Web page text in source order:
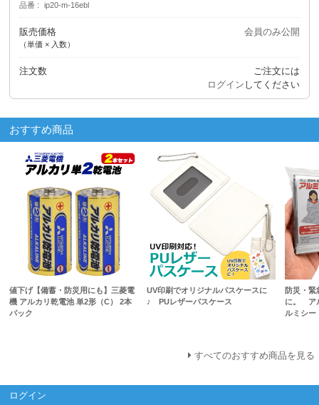
品番 ip20-m-16ebl
販売価格
（単価 × 入数）
会員のみ公開
注文数
ご注文には
ログイン してください
おすすめ商品
値下げ【備蓄・防災用にも】三菱電
機 アルカリ乾電池 単2形（C） 2本
パック
UV印刷でオリジナルパスケースに
♪ PUレザーパスケース
防災・緊
に。 ア
ルミシー
すべてのおすすめ商品を見る
ログイン